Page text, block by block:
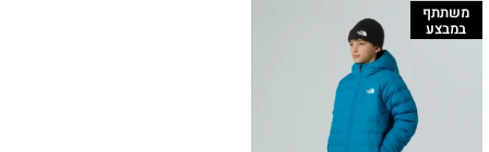
משתתף
במבצע